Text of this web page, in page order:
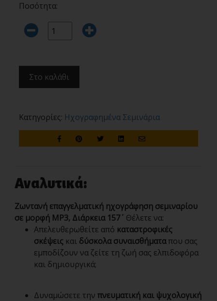
Ποσότητα:
Στο καλάθι
Κατηγορίες: Ηχογραφημένα Σεμινάρια
Αναλυτικά:
Ζωντανή επαγγελματική ηχογράφηση σεμιναρίου
σε μορφή MP3, Διάρκεια 157΄Θέλετε να:
Απελευθερωθείτε από καταστροφικές
σκέψεις και δύσκολα συναισθήματαπου σας
εμποδίζουν να ζείτε τη ζωή σας ελπιδοφόρα
και δημιουργικά;
Δυναμώσετε την πνευματική και ψυχολογική